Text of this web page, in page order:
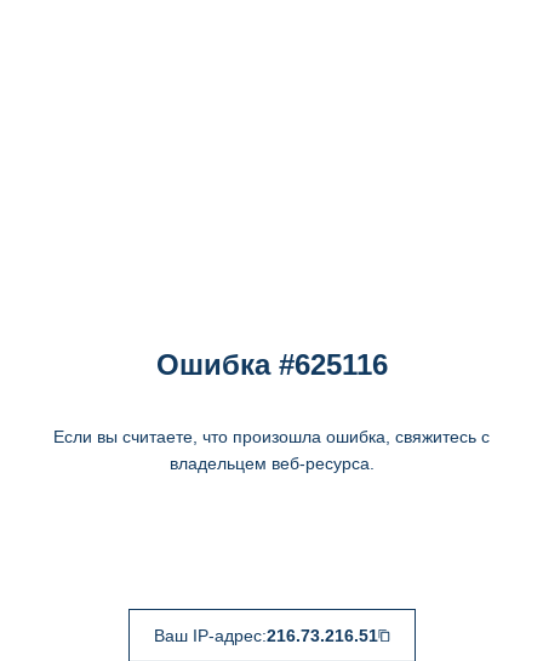
Ошибка #625116
Если вы считаете, что произошла ошибка, свяжитесь с
владельцем веб-ресурса.
Ваш IP-адрес:216.73.216.51